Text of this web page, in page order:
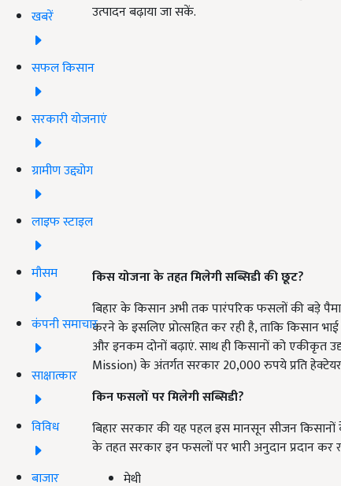
खबरें
सफल किसान
सरकारी योजनाएं
ग्रामीण उद्द्योग
लाइफ स्टाइल
मौसम
कंपनी समाचार
साक्षात्कार
विविध
बाजार
उत्पादन बढ़ाया जा सकें.
किस योजना के तहत मिलेगी सब्सिडी की छूट?
बिहार के किसान अभी तक पारंपरिक फसलों की बड़े
करने के इसलिए प्रोत्सहित कर रही है, ताकि किसान
और इनकम दोनों बढ़ाएं. साथ ही किसानों को एकीकृत
Mission) के अंतर्गत सरकार 20,000 रुपये प्रति
किन फसलों पर मिलेगी सब्सिडी?
बिहार सरकार की यह पहल इस मानसून सीजन किसानों
के तहत सरकार इन फसलों पर भारी अनुदान प्रदान कर
मेथी